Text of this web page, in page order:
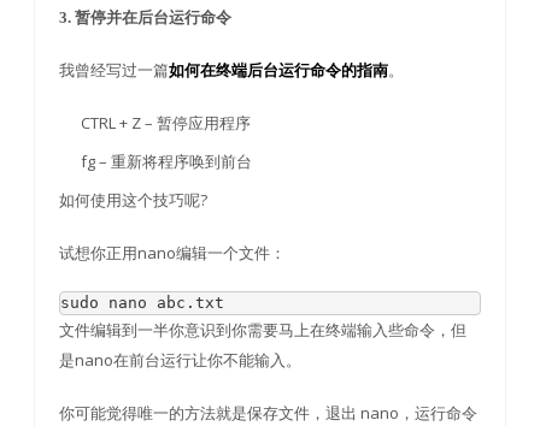
3. 暂停并在后台运行命令
我曾经写过一篇如何在终端后台运行命令的指南。
CTRL + Z – 暂停应用程序
fg – 重新将程序唤到前台
如何使用这个技巧呢?
试想你正用nano编辑一个文件：
sudo nano abc . txt
文件编辑到一半你意识到你需要马上在终端输入些命令，但
是nano在前台运行让你不能输入。
你可能觉得唯一的方法就是保存文件，退出 nano，运行命令